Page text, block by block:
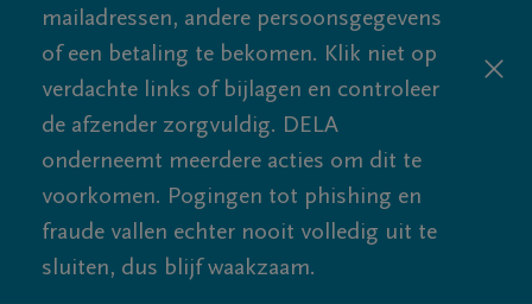
mailadressen, andere persoonsgegevens
of een betaling te bekomen. Klik niet op
verdachte links of bijlagen en controleer
de afzender zorgvuldig. DELA
onderneemt meerdere acties om dit te
voorkomen. Pogingen tot phishing en
fraude vallen echter nooit volledig uit te
sluiten, dus blijf waakzaam.